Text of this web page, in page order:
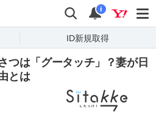
検索 通知
i
ID新規取得
つは「グータッチ」？妻が日
とは